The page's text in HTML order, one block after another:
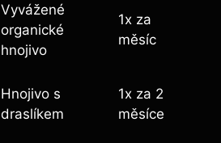
Vyvážené
organické
hnojivo
1x za
měsíc
Hnojivo s
draslíkem
1x za 2
měsíce